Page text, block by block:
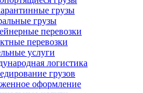
грузы
грузы
перевозки
перевозки
услуги
логистика
грузов
оформление